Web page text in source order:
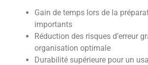
Gain de temps lors de la
importants
Réduction des risques d’erreur
organisation optimale
Durabilité supérieure pour un